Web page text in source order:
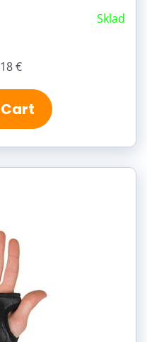
Sklad
€